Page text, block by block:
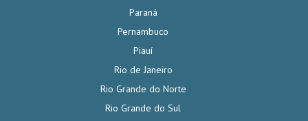
Paraná
Pernambuco
Piauí
Rio de Janeiro
Rio Grande do Norte
Rio Grande do Sul